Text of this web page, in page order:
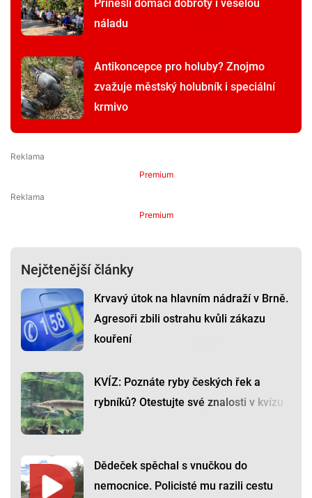
Přinesli domácí dobroty i veselou
náladu
Antikoncepce pro holuby? Znojmo
zvažuje městský holubník i speciální
krmivo
Premium
Premium
Nejčtenější články
Krvavý útok na hlavním nádraží v Brně.
Agresoři zbili ostrahu kvůli zákazu
kouření
KVÍZ: Poznáte ryby českých řek a
rybníků? Otestujte své znalosti v kvízu
Dědeček spěchal s vnučkou do
nemocnice. Policisté mu razili cestu